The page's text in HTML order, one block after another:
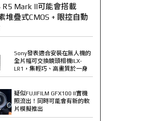
R5 Mark II可能會搭載
堆疊式CMOS + 眼控自動
Sony發表適合安裝在無人機的
全片幅可交換鏡頭相機ILX-
LR1，集輕巧、高畫質於一身
疑似FUJIFILM GFX100 II實機
照流出！同時可能會有新的軟
片模擬推出